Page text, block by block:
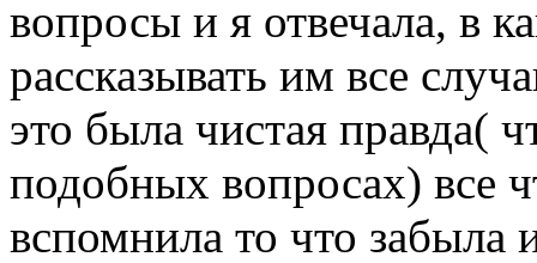
вопросы и я отвечала, в
рассказывать им все
это была чистая правда(
подобных вопросах) все
вспомнила то что забыла